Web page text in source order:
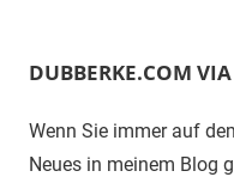
DUBBERKE.COM
Wenn Sie immer auf
Neues in meinem Blog